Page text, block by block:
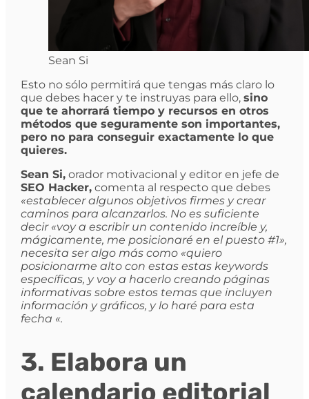
Sean Si
Esto no sólo permitirá que tengas más claro lo
que debes hacer y te instruyas para ello, sino
que te ahorrará tiempo y recursos en otros
métodos que seguramente son importantes,
pero no para conseguir exactamente lo que
quieres.
Sean Si,orador motivacional y editor en jefe de
SEO Hacker,comenta al respecto que debes
«establecer algunos objetivos firmes y crear
caminos para alcanzarlos. No es suficiente
decir «voy a escribir un contenido increíble y,
mágicamente, me posicionaré en el puesto #1»,
necesita ser algo más como «quiero
posicionarme alto con estas estas keywords
específicas, y voy a hacerlo creando páginas
informativas sobre estos temas que incluyen
información y gráficos, y lo haré para esta
fecha «.
3. Elabora un
calendario editorial